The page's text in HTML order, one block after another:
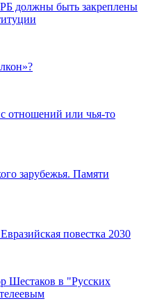
должны быть закреплены
отношений или чья-то
зарубежья. Памяти
повестка 2030
Шестаков в "Русских